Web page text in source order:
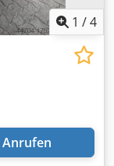
1 /4
Anrufen